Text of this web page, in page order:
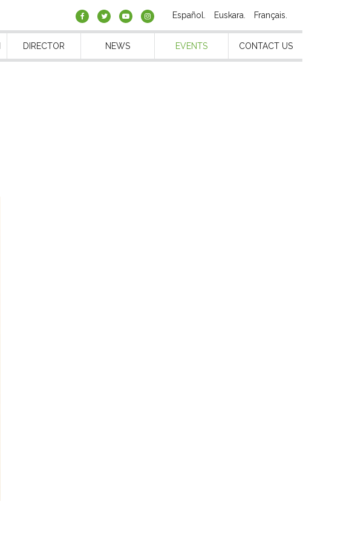
Español Euskara Français
DIRECTOR NEWS EVENTS CONTACT US